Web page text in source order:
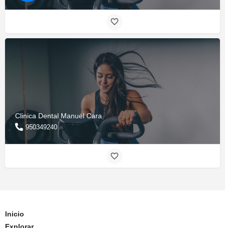
Clinica Dental Manuel Cara
950349240
Inicio
Explorar